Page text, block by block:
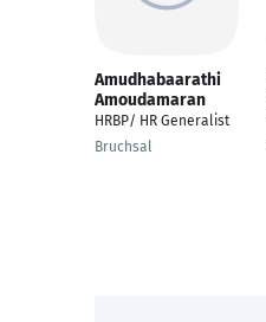
Amudhabaarathi
Amoudamaran
HRBP/ HR Generalist
Bruchsal